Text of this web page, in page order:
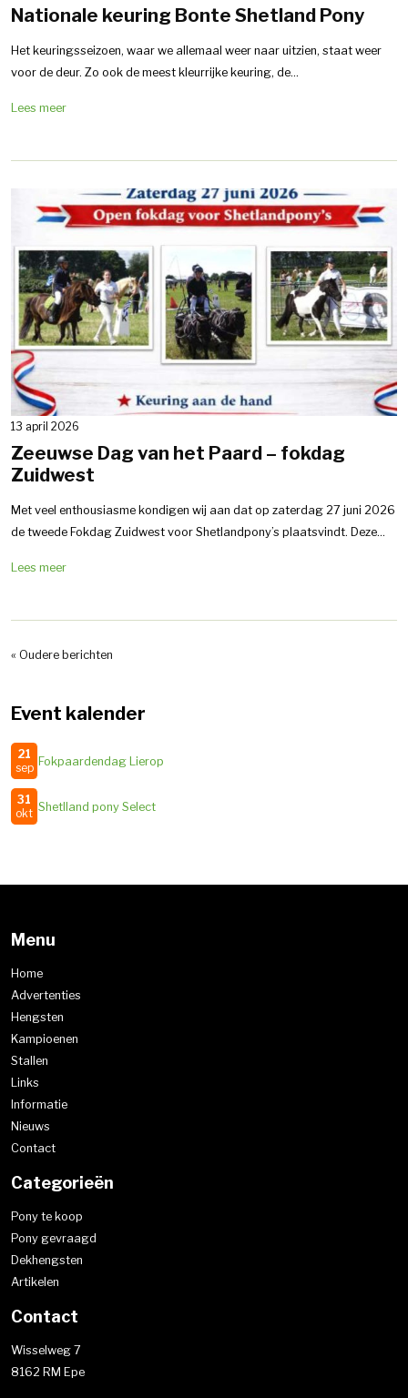
Nationale keuring Bonte Shetland Pony
Het keuringsseizoen, waar we allemaal weer naar uitzien, staat weer
voor de deur. Zo ook de meest kleurrijke keuring, de...
Lees meer
13 april 2026
Zeeuwse Dag van het Paard – fokdag
Zuidwest
Met veel enthousiasme kondigen wij aan dat op zaterdag 27 juni 2026
de tweede Fokdag Zuidwest voor Shetlandpony’s plaatsvindt. Deze...
Lees meer
« Oudere berichten
Event kalender
21
sep Fokpaardendag Lierop
31
okt Shetlland pony Select
Menu
Home
Advertenties
Hengsten
Kampioenen
Stallen
Links
Informatie
Nieuws
Contact
Categorieën
Pony te koop
Pony gevraagd
Dekhengsten
Artikelen
Contact
Wisselweg 7
8162 RM Epe